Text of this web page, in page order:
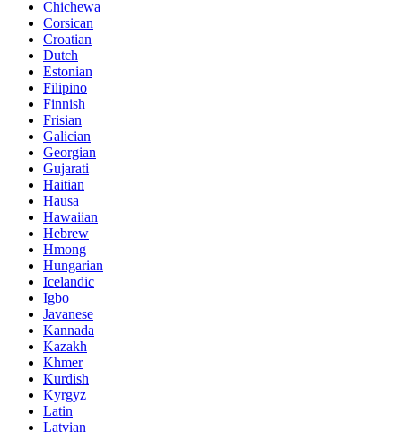
Chichewa
Corsican
Croatian
Dutch
Estonian
Filipino
Finnish
Frisian
Galician
Georgian
Gujarati
Haitian
Hausa
Hawaiian
Hebrew
Hmong
Hungarian
Icelandic
Igbo
Javanese
Kannada
Kazakh
Khmer
Kurdish
Kyrgyz
Latin
Latvian